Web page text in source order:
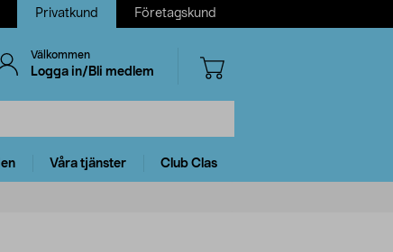
Privatkund Företagskund
Välkommen
Logga in/Bli medlem
Våra tjänster Club Clas